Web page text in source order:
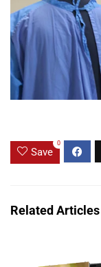
Save
0
Related Articles